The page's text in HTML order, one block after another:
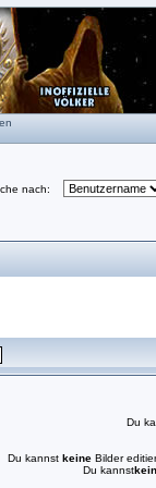
nach:
Du
Du kannst keine Bilder
Du kannst